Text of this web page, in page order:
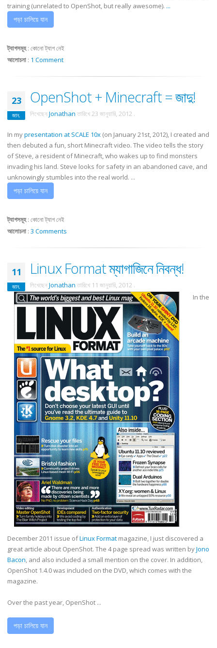
training (unrelated to OpenShot, but really awesome). ...
পড়া চালিয়ে যান
ট্যাগসমূহ: কোনো ট্যাগ নেই
আলোচনা : 1 Comment
23
জান.
OpenShot + Minecraft = জাদু!
লিখেছেন Jonathan তারিখে23 জানুয়ারি, 2012 .
In mypresentation at SCALE 10x (on January 21st, 2012), I created and
then debuted a fun, short Minecraft video. The video tells the story
of Steve, a resident of Minecraft, who wakes up to find monsters
invading his land. Steve looks for safety in an abandoned cave, and
unknowingly stumbles into the real world. ...
পড়া চালিয়ে যান
ট্যাগসমূহ: কোনো ট্যাগ নেই
আলোচনা : 3 Comments
11
জান.
Linux Format ম্যাগাজিনে নিবন্ধ!
লিখেছেন Jonathan তারিখে 11 জানুয়ারি, 2012 .
In the
December 2011 issue ofLinux Format magazine, I just discovered a
great article about OpenShot. The 4 page spread was written byJono
Bacon, and also included a small mention on the cover. In addition,
OpenShot 1.4.0 was included on the DVD, which comes with the
magazine.
Over the past year, OpenShot ...
পড়া চালিয়ে যান